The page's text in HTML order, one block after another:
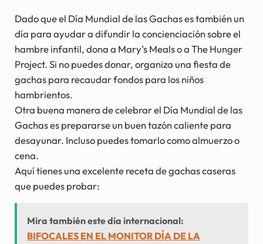
Dado que el Día Mundial de las Gachas es también un
día para ayudar a difundir la concienciación sobre el
hambre infantil, dona a Mary’s Meals o a The Hunger
Project. Si no puedes donar, organiza una fiesta de
gachas para recaudar fondos para los niños
hambrientos.
Otra buena manera de celebrar el Día Mundial de las
Gachas es prepararse un buen tazón caliente para
desayunar. Incluso puedes tomarlo como almuerzo o
cena.
Aquí tienes una excelente receta de gachas caseras
que puedes probar:
Mira también este día internacional:
BIFOCALES EN EL MONITOR DÍA DE LA